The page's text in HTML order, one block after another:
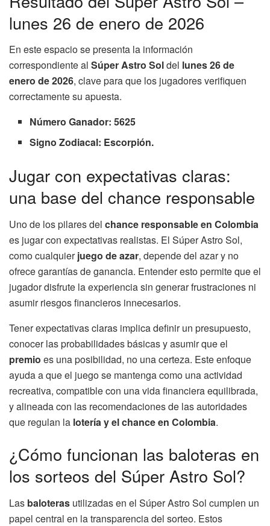
lunes 26 de enero de 2026
En este espacio se presenta la información
correspondiente al Súper Astro Soldel lunes 26 de
enero de 2026, clave para que los jugadores verifiquen
correctamente su apuesta.
Número Ganador: 5625
Signo Zodiacal: Escorpión.
Jugar con expectativas claras:
una base del chance responsable
Uno de los pilares del chance responsable en Colombia
es jugar con expectativas realistas. El Súper Astro Sol,
como cualquierjuego de azar, depende del azar y no
ofrece garantías de ganancia. Entender esto permite que el
jugador disfrute la experiencia sin generar frustraciones ni
asumir riesgos financieros innecesarios.
Tener expectativas claras implica definir un presupuesto,
conocer las probabilidades básicas y asumir que el
premio es una posibilidad, no una certeza. Este enfoque
ayuda a que el juego se mantenga como una actividad
recreativa, compatible con una vida financiera equilibrada,
y alineada con las recomendaciones de las autoridades
que regulan la lotería y el chance en Colombia.
¿Cómo funcionan las baloteras en
los sorteos del Súper Astro Sol?
Las baloteras utilizadas en el Súper Astro Sol cumplen un
papel central en la transparencia del sorteo. Estos